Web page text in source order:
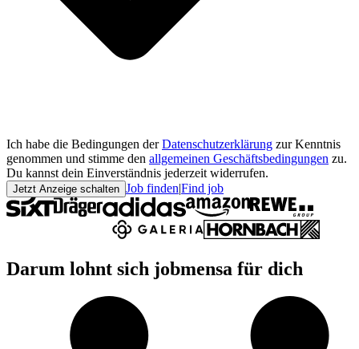
Ich habe die Bedingungen der Datenschutzerklärung zur Kenntnis
genommen und stimme den allgemeinen Geschäftsbedingungen zu.
Du kannst dein Einverständnis jederzeit widerrufen.
Jetzt Anzeige schalten Job finden|Find job
Darum lohnt sich jobmensa für dich